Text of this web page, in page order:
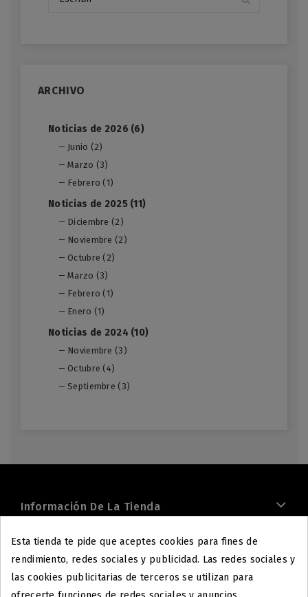
ARCHIVO
Noticias de 2026 (6)
Junio (2)
Marzo (3)
Febrero (1)
Noticias de 2025 (11)
Diciembre (2)
Noviembre (2)
Octubre (2)
Marzo (3)
Febrero (1)
Enero (1)
Noticias de 2024 (10)
Noviembre (3)
Octubre (4)
Septiembre (3)
Información De La Tienda
Esta tienda te pide que aceptes cookies para fines de
rendimiento, redes sociales y publicidad. Las redes sociales y
las cookies publicitarias de terceros se utilizan para